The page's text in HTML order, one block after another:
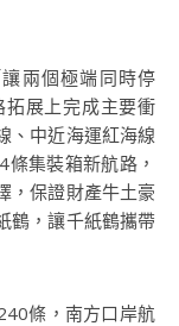
展上完成主要衝
、中近海運紅海線
集裝箱新航路，
，保證財產牛土豪
鶴，讓千紙鶴攜帶
條，南方口岸航